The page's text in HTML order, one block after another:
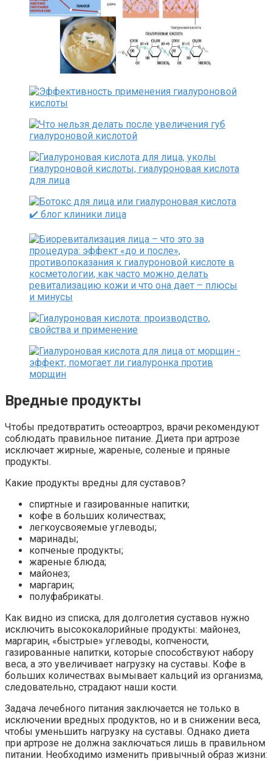
Вредные продукты
Чтобы предотвратить остеоартроз, врачи рекомендуют
соблюдать правильное питание. Диета при артрозе
исключает жирные, жареные, соленые и пряные
продукты.
Какие продукты вредны для суставов?
спиртные и газированные напитки;
кофе в больших количествах;
легкоусвояемые углеводы;
маринады;
копченые продукты;
жареные блюда;
майонез;
маргарин;
полуфабрикаты.
Как видно из списка, для долголетия суставов нужно
исключить высококалорийные продукты: майонез,
маргарин, «быстрые» углеводы, копчености,
газированные напитки, которые способствуют набору
веса, а это увеличивает нагрузку на суставы. Кофе в
больших количествах вымывает кальций из организма,
следовательно, страдают наши кости.
Задача лечебного питания заключается не только в
исключении вредных продуктов, но и в снижении веса,
чтобы уменьшить нагрузку на суставы. Однако диета
при артрозе не должна заключаться лишь в правильном
питании. Необходимо изменить привычный образ жизни: